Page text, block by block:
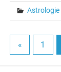
Astrologie
« 1